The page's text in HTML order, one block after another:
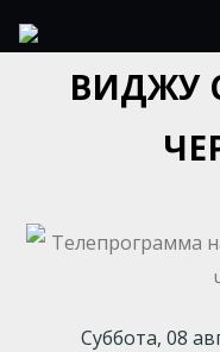
ВИДЖУ
Суббота, 08